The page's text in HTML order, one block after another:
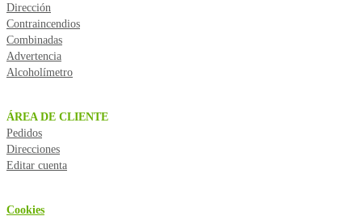
Dirección
Contraincendios
Combinadas
Advertencia
Alcoholímetro
ÁREA DE CLIENTE
Pedidos
Direcciones
Editar cuenta
Cookies